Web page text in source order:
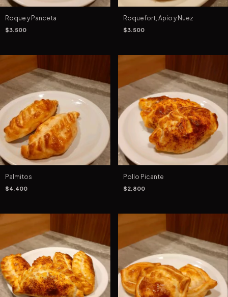
Roque y Panceta
$3.500
Roquefort, Apio y Nuez
$3.500
Palmitos
$4.400
Pollo Picante
$2.800